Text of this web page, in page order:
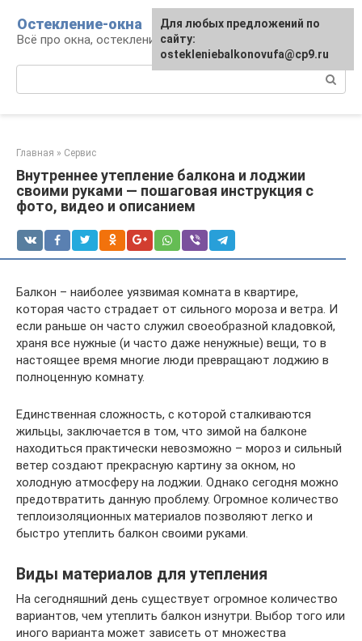
контенту
Остекление-окна
Всё про окна, остекление, балконы и двери
Главная » Сервис
Внутреннее утепление балкона и лоджии
своими руками — пошаговая инструкция с
фото, видео и описанием
Балкон – наиболее уязвимая комната в квартире,
которая часто страдает от сильного мороза и ветра. И
если раньше он часто служил своеобразной кладовкой,
храня все нужные (и часто даже ненужные) вещи, то в
настоящее время многие люди превращают лоджию в
полноценную комнату.
Единственная сложность, с которой сталкиваются
жильцы, заключается в том, что зимой на балконе
находиться практически невозможно – мороз и сильный
ветер создают прекрасную картину за окном, но
холодную атмосферу на лоджии. Однако сегодня можно
предотвратить данную проблему. Огромное количество
теплоизоляционных материалов позволяют легко и
быстро утеплить балкон своими руками.
Виды материалов для утепления
На сегодняшний день существует огромное количество
вариантов, чем утеплить балкон изнутри. Выбор того или
иного варианта может зависеть от множества
Для любых предложений по
сайту:
ostekleniebalkonovufa@cp9.ru